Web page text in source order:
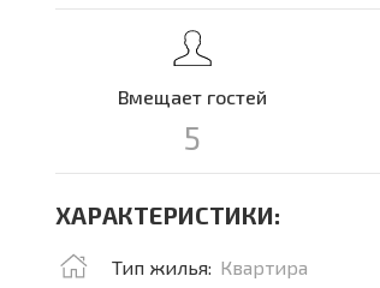
Вмещает гостей
5
ХАРАКТЕРИСТИКИ:
Тип жилья: Квартира